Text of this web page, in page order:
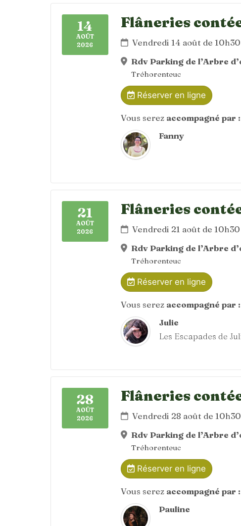
14
AOÛT
2026
Flâneries
Vendredi 14 août de
Rdv Parking de l’Arbre
Tréhorenteuc
Réserver en ligne
Vous serez accompagné par :
Fanny
21
AOÛT
2026
Flâneries
Vendredi 21 août de
Rdv Parking de l’Arbre
Tréhorenteuc
Réserver en ligne
Vous serez accompagné par :
Julie
Les Escapades de
28
AOÛT
2026
Flâneries
Vendredi 28 août de
Rdv Parking de l’Arbre
Tréhorenteuc
Réserver en ligne
Vous serez accompagné par :
Pauline